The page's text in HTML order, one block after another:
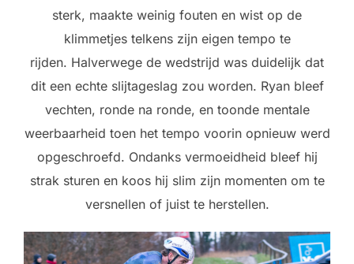
sterk, maakte weinig fouten en wist op de
klimmetjes telkens zijn eigen tempo te
rijden. Halverwege de wedstrijd was duidelijk dat
dit een echte slijtageslag zou worden. Ryan bleef
vechten, ronde na ronde, en toonde mentale
weerbaarheid toen het tempo voorin opnieuw werd
opgeschroefd. Ondanks vermoeidheid bleef hij
strak sturen en koos hij slim zijn momenten om te
versnellen of juist te herstellen.